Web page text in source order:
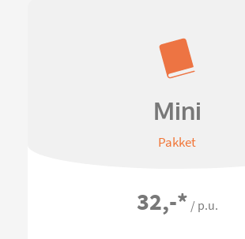
Mini
Pakket
32,-* / p.u.